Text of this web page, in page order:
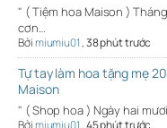
" ( Tiệm hoa Maison )
cơn…
Bởimiumiu01,38 phút trước
Tự tay làm hoa tặng mẹ
Maison
" ( Shop hoa ) Ngày hai
Bởimiumiu01,45 phút trước